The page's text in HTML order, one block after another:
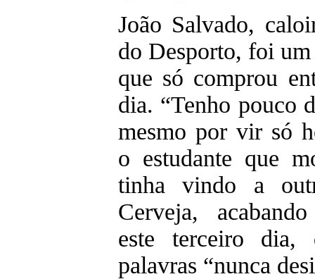
João Salvado,
do Desporto, foi um
que só comprou
dia. “Tenho pouco
mesmo por vir só
o estudante que
tinha vindo a
Cerveja,
este terceiro dia,
palavras “nunca